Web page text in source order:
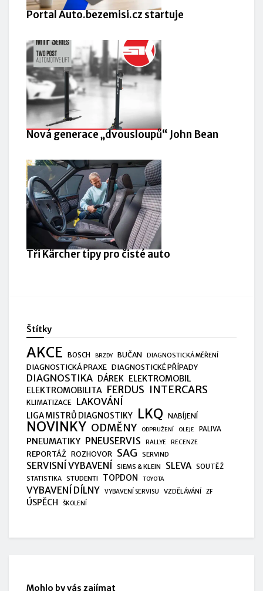
Portal Auto.bezemisi.cz startuje
Nová generace „dvousloupů“ John Bean
Tři Kärcher tipy pro čisté auto
Štítky
AKCE BOSCH BRZDY BUČAN DIAGNOSTICKÁ MĚŘENÍ
DIAGNOSTICKÁ PRAXE DIAGNOSTICKÉ PŘÍPADY
DIAGNOSTIKA DÁREK ELEKTROMOBIL
ELEKTROMOBILITA FERDUS INTERCARS
KLIMATIZACE LAKOVÁNÍ
LIGA MISTRŮ DIAGNOSTIKY LKQ NABÍJENÍ
NOVINKY ODMĚNY ODPRUŽENÍ OLEJE PALIVA
PNEUMATIKY PNEUSERVIS RALLYE RECENZE
REPORTÁŽ ROZHOVOR SAG SERVIND
SERVISNÍ VYBAVENÍ SIEMS & KLEIN SLEVA SOUTĚŽ
STATISTIKA STUDENTI TOPDON TOYOTA
VYBAVENÍ DÍLNY VYBAVENÍ SERVISU VZDĚLÁVÁNÍ ZF
ÚSPĚCH ŠKOLENÍ
Mohlo by vás zajímat